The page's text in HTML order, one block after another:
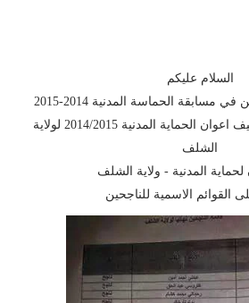
السلام عليكم
مسابقة الحماسة المدنية 2014-2015
اليكم نتائج مسابقة توظيف اعوان الحماية المدنية 2014/2015 لولاية
الشلف
لحماية المدنية - ولاية الشلف
القوائم الاسمية للناجحين